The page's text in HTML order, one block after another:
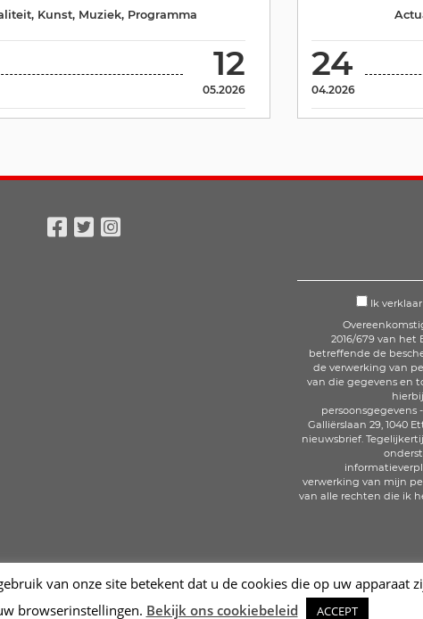
12
05.2026
, Kunst, Muziek, Programma
24
04.2026
Ik
2016/679 van het
betreffende de
de verwerking van
van die gegevens en
persoonsgegevens
Galliërslaan 29, 1040
nieuwsbrief.
verwerking van mijn
van alle rechten die ik
van onze site betekent dat u de cookies die op uw apparaat
browserinstellingen. Bekijk ons cookiebeleid ACCEPT